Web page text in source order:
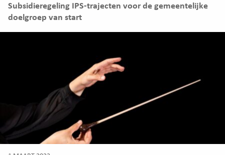
Subsidieregeling IPS-trajecten voor de gemeentelijke
doelgroep van start